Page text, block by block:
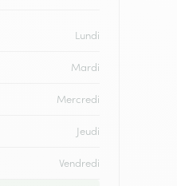
Lundi
Mardi
Mercredi
Jeudi
Vendredi